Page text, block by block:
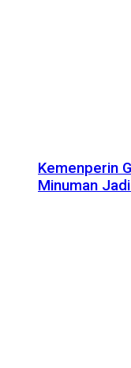
Kemenperin
Minuman